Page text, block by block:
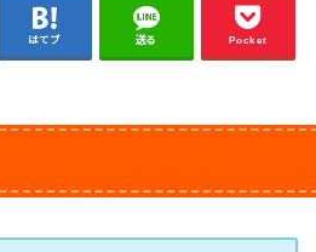
はてブ 送る Pocket